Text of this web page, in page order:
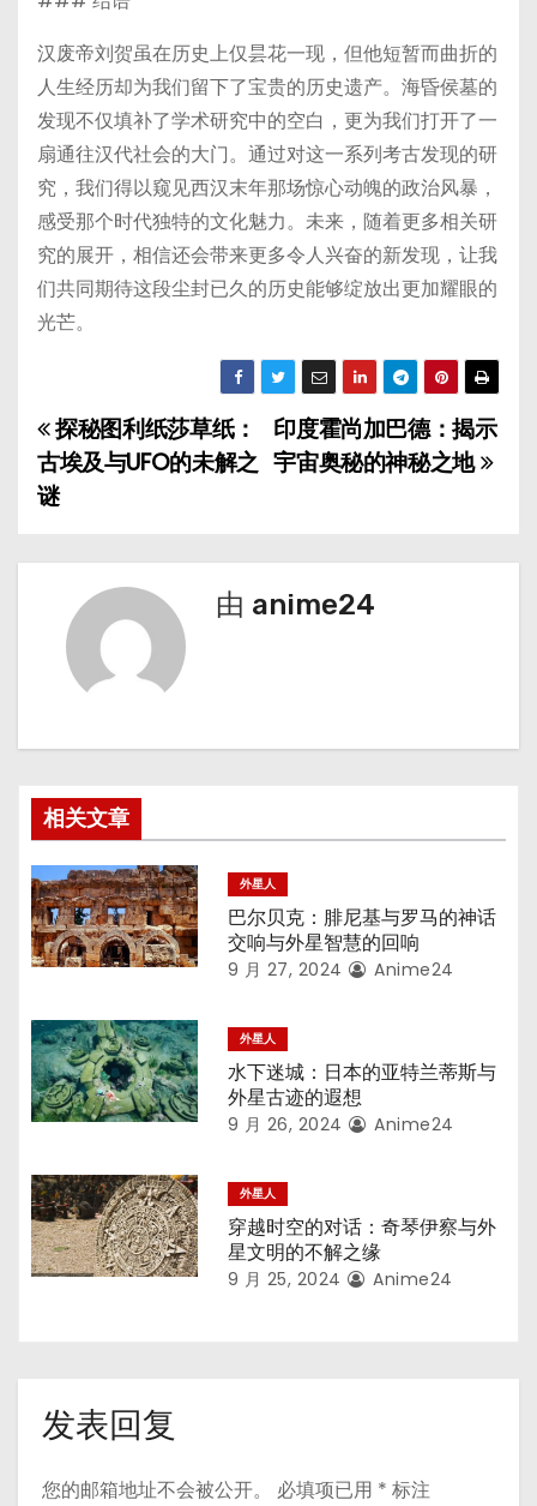
汉废帝刘贺虽在历史上仅昙花一现，但他短暂而曲折的
人生经历却为我们留下了宝贵的历史遗产。海昏侯墓的
发现不仅填补了学术研究中的空白，更为我们打开了一
扇通往汉代社会的大门。通过对这一系列考古发现的研
究，我们得以窥见西汉末年那场惊心动魄的政治风暴，
感受那个时代独特的文化魅力。未来，随着更多相关研
究的展开，相信还会带来更多令人兴奋的新发现，让我
们共同期待这段尘封已久的历史能够绽放出更加耀眼的
光芒。
文
章
印度霍尚加巴德：揭示
宇宙奥秘的神秘之地
探秘图利纸莎草纸：
古埃及与UFO的未解之
谜
由 anime24
相关文章
外星人
巴尔贝克：腓尼基与罗马的神话
交响与外星智慧的回响
9 月 27, 2024 Anime24
外星人
水下迷城：日本的亚特兰蒂斯与
外星古迹的遐想
9 月 26, 2024 Anime24
外星人
穿越时空的对话：奇琴伊察与外
星文明的不解之缘
9 月 25, 2024 Anime24
发表回复
您的邮箱地址不会被公开。 必填项已用 * 标注